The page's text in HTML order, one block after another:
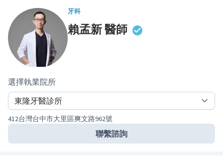
醫師專欄專訪
健康主題館
牙科
賴孟新醫師
選擇執業院所
412台灣台中市大里區爽文路962號
聯繫諮詢